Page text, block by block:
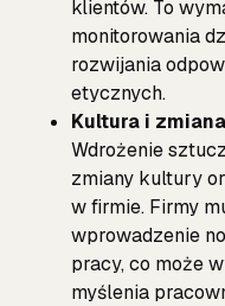
klientów. To
monitorowania
rozwijania
etycznych.
Kultura i
Wdrożenie
zmiany kultury
w firmie. Firmy
wprowadzenie
pracy, co może
myślenia